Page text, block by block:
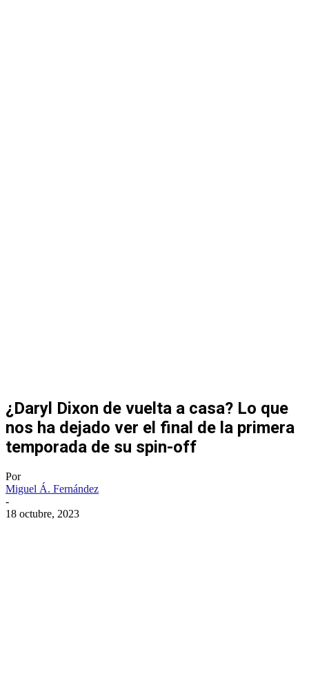
¿Daryl Dixon de vuelta a casa? Lo que
nos ha dejado ver el final de la primera
temporada de su spin-off
Por
Miguel Á. Fernández
-
18 octubre, 2023